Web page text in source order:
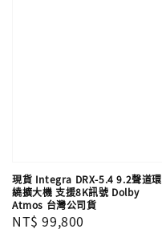
現貨 Integra DRX-5.4 9.2聲道環
繞擴大機 支援8K訊號 Dolby
Atmos 台灣公司貨
Regular
NT$ 99,800